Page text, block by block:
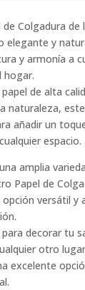
Colgadura de
elegante y
y armonía a
hogar.
de alta
naturaleza,
añadir un
espacio.
amplia
Papel de
versátil y
para decorar tu
otro
excelente